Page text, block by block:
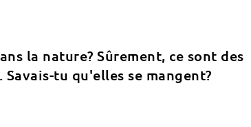
la nature? Sûrement, ce sont des
tu qu'elles se mangent?